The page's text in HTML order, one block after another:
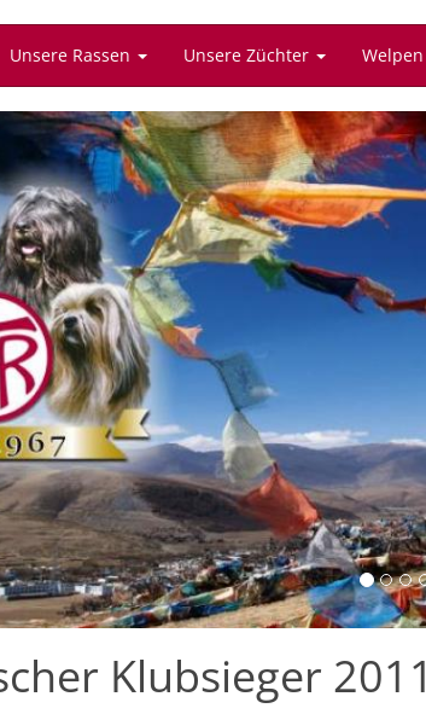
Unsere Rassen Unsere Züchter Welpen
Klubsieger 2011